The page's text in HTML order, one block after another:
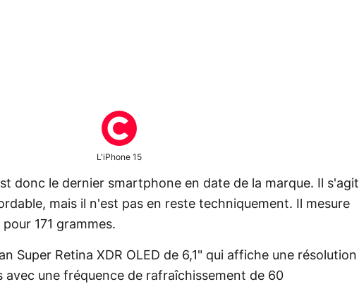
L'iPhone 15
donc le dernier smartphone en date de la marque. Il s'agit
mais il n'est pas en reste techniquement. Il mesure
pour 171 grammes.
Super Retina XDR OLED de 6,1" qui affiche une résolution
avec une fréquence de rafraîchissement de 60